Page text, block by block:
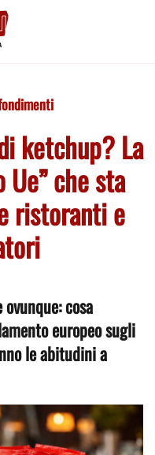
ketchup? La
che sta
ristoranti e
cosa
europeo sugli
le abitudini a